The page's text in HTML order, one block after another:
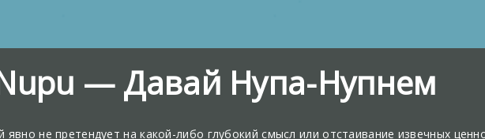
Nupu — Давай Нупа-Нупнем
не претендует на какой-либо глубокий смысл или отстаивание извечных